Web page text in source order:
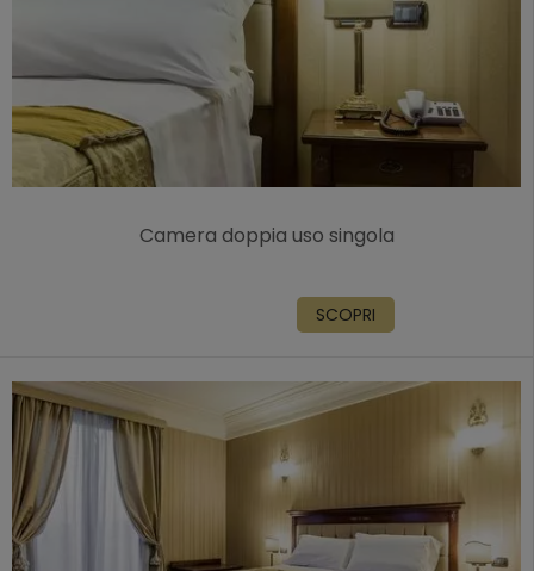
Camera doppia uso singola
SCOPRI